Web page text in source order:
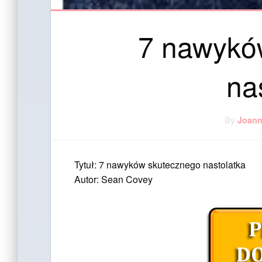
7
By
Tytuł: 7 nawyków skutecznego nastolatka
Autor: Sean Covey